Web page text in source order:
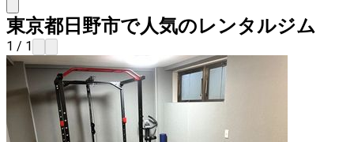
東京都日野市で人気のレンタルジム
1 / 1